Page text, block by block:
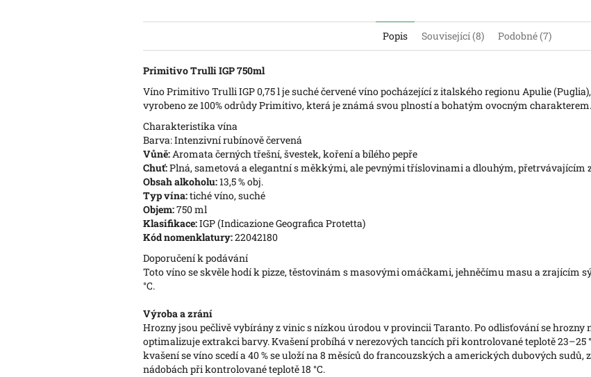
Popis Související (8) Podobné (7)
Primitivo Trulli IGP 750ml
Víno Primitivo Trulli IGP 0,75 l je suché červené víno pocházející z italského regionu Apulie
vyrobeno ze 100% odrůdy Primitivo, která je známá svou plností a bohatým ovocným charakterem.
Charakteristika vína
Barva: Intenzivní rubínově červená
Vůně:Aromata černých třešní, švestek, koření a bílého pepře
Chuť:Plná, sametová a elegantní s měkkými, ale pevnými tříslovinami a dlouhým, přetrvávajícím
Obsah alkoholu:13,5 % obj.
Typ vína:tiché víno, suché
Objem:750 ml
Klasifikace:IGP (Indicazione Geografica Protetta)
Kód nomenklatury:22042180
Doporučení k podávání
Toto víno se skvěle hodí k pizze, těstovinám s masovými omáčkami, jehněčímu masu a zrajícím
°C.
Výroba a zrání
Hrozny jsou pečlivě vybírány z vinic s nízkou úrodou v provincii Taranto. Po odlisťování se hrozny
optimalizuje extrakci barvy. Kvašení probíhá v nerezových tancích při kontrolované teplotě 23–25
kvašení se víno scedí a 40 % se uloží na 8 měsíců do francouzských a amerických dubových sudů,
nádobách při kontrolované teplotě 18 °C.